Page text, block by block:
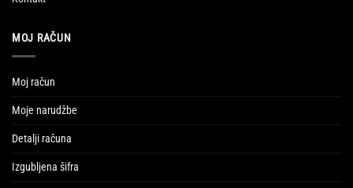
MOJ RAČUN
Moj račun
Moje narudžbe
Detalji računa
Izgubljena šifra